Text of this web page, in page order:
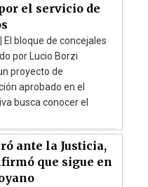
el servicio de
El bloque de concejales
por Lucio Borzi
proyecto de
aprobado en el
busca conocer el
ante la Justicia,
que sigue en